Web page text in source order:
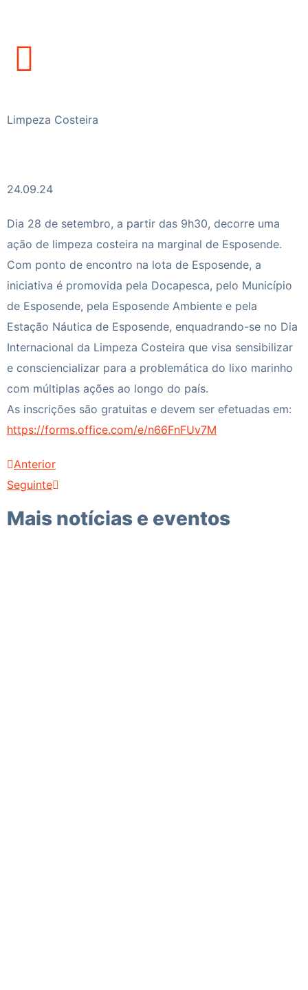
Limpeza Costeira
24.09.24
Dia 28 de setembro, a partir das 9h30, decorre uma
ação de limpeza costeira na marginal de Esposende.
Com ponto de encontro na lota de Esposende, a
iniciativa é promovida pela Docapesca, pelo Município
de Esposende, pela Esposende Ambiente e pela
Estação Náutica de Esposende, enquadrando-se no Dia
Internacional da Limpeza Costeira que visa sensibilizar
e consciencializar para a problemática do lixo marinho
com múltiplas ações ao longo do país.
As inscrições são gratuitas e devem ser efetuadas em:
https://forms.office.com/e/n66FnFUv7M
Anterior
Seguinte
Mais notícias e eventos